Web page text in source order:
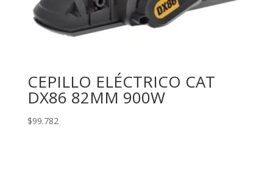
CEPILLO ELÉCTRICO CAT
DX86 82MM 900W
$99.782